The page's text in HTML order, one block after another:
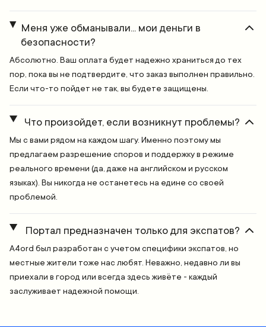
Меня уже обманывали... мои деньги в
безопасности?
Абсолютно. Ваш оплата будет надежно храниться до тех
пор, пока вы не подтвердите, что заказ выполнен правильно.
Если что-то пойдет не так, вы будете защищены.
Что произойдет, если возникнут проблемы?
Мы с вами рядом на каждом шагу. Именно поэтому мы
предлагаем разрешение споров и поддержку в режиме
реального времени (да, даже на английском и русском
языках). Вы никогда не останетесь на едине со своей
проблемой.
Портал предназначен только для экспатов?
A4ord был разработан с учетом специфики экспатов, но
местные жители тоже нас любят. Неважно, недавно ли вы
приехали в город или всегда здесь живёте - каждый
заслуживает надежной помощи.